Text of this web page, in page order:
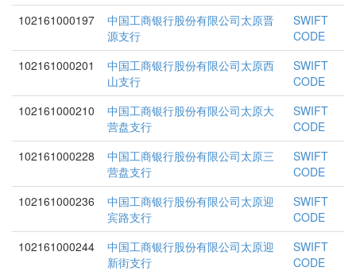
102161000197
中国工商银行股份有限公司太原晋
源支行
SWIFT
CODE
102161000201
中国工商银行股份有限公司太原西
山支行
SWIFT
CODE
102161000210
中国工商银行股份有限公司太原大
营盘支行
SWIFT
CODE
102161000228
中国工商银行股份有限公司太原三
营盘支行
SWIFT
CODE
102161000236
中国工商银行股份有限公司太原迎
宾路支行
SWIFT
CODE
102161000244
中国工商银行股份有限公司太原迎
新街支行
SWIFT
CODE